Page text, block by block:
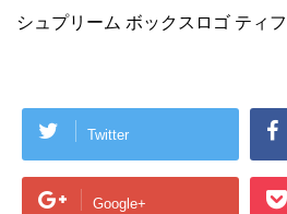
シュプリーム ボックスロゴ ティ
Twitter
Google+